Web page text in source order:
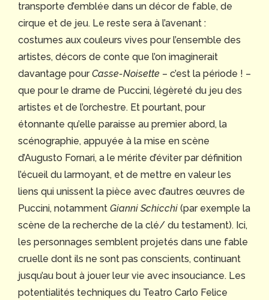
transporte d’emblée dans un décor de fable, de
cirque et de jeu. Le reste sera à l’avenant :
costumes aux couleurs vives pour l’ensemble des
artistes, décors de conte que l’on imaginerait
davantage pourCasse-Noisette – c’est la période ! –
que pour le drame de Puccini, légèreté du jeu des
artistes et de l’orchestre. Et pourtant, pour
étonnante qu’elle paraisse au premier abord, la
scénographie, appuyée à la mise en scène
d’Augusto Fornari, a le mérite d’éviter par définition
l’écueil du larmoyant, et de mettre en valeur les
liens qui unissent la pièce avec d’autres œuvres de
Puccini, notamment Gianni Schicchi (par exemple la
scène de la recherche de la clé/ du testament). Ici,
les personnages semblent projetés dans une fable
cruelle dont ils ne sont pas conscients, continuant
jusqu’au bout à jouer leur vie avec insouciance. Les
potentialités techniques du Teatro Carlo Felice